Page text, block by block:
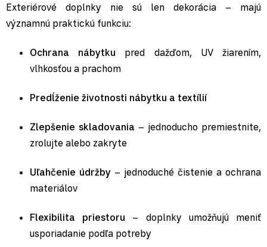
Exteriérové doplnky nie sú len dekorácia – majú
významnú praktickú funkciu:
Ochrana nábytku pred dažďom, UV žiarením,
vlhkosťou a prachom
Predĺženie životnosti nábytku a textílií
Zlepšenie skladovania – jednoducho premiestnite,
zrolujte alebo zakryte
Uľahčenie údržby – jednoduché čistenie a ochrana
materiálov
Flexibilita priestoru – doplnky umožňujú meniť
usporiadanie podľa potreby